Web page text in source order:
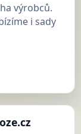
výrobců.
i sady